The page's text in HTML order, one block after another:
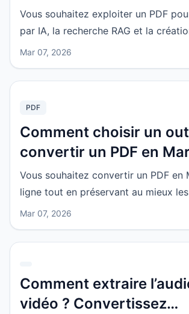
aux flux de travail IA ?
pratiques de RAG,
connaissances et
de contenu
Vous souhaitez exploiter un PDF
par IA, la recherche RAG et la
de connaissances ? La conversion
de mieux conserver titres, listes,
Mar 07, 2026
PDF
Comment choisir un
convertir un PDF en
Conseils pour
mieux les titres, listes
Vous souhaitez convertir un PDF en
ligne tout en préservant au mieux
citations et images ? Cet article
cette méthode est idéale pour l’IA,
Mar 07, 2026
Comment extraire
vidéo ? Convertissez